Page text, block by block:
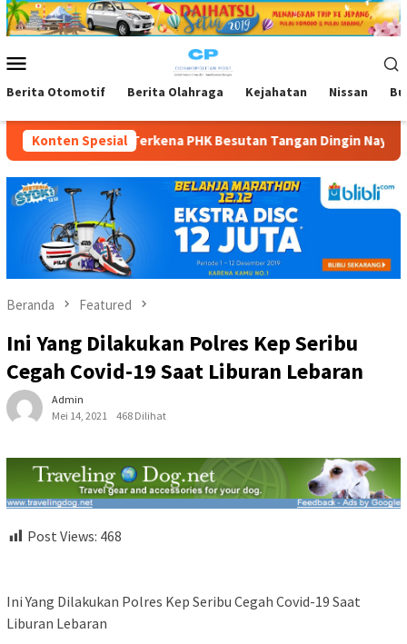
Loncat
ke
Mobile
Berita Otomotif Berita Olahraga Kejahatan Nissan
Konten Spesial
PHK Besutan Tangan Dingin Naya Anindita Anggota
Beranda Featured
Ini Yang Dilakukan Polres Kep Seribu
Cegah Covid-19 Saat Liburan Lebaran
Admin
Mei 14, 2021
468 Dilihat
Post Views: 468
Ini Yang Dilakukan Polres Kep Seribu Cegah Covid-19 Saat
Liburan Lebaran